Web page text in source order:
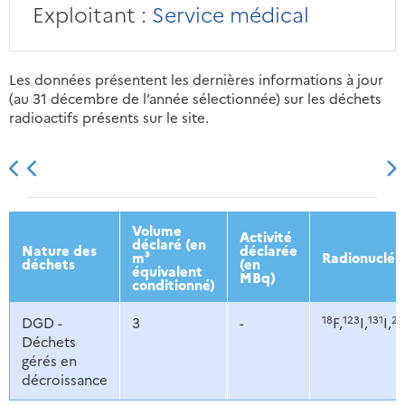
Exploitant : Service médical
Les données présentent les dernières informations à jour
(au 31 décembre de l’année sélectionnée) sur les déchets
radioactifs présents sur le site.
2013 2014 2015 2016
Nature des
déchets
Volume
déclaré (en
m³
équivalent
conditionné)
Activité
déclarée
(en
MBq)
DGD -
Déchets
gérés en
décroissance
3 - 18F,123I,131I,